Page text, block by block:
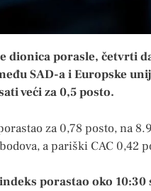
dionica porasle, četvrti
SAD-a i Europske
veći za 0,5 posto.
za 0,78 posto, na
a pariški CAC 0,42
porastao oko 10:30